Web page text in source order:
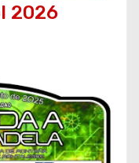
2026